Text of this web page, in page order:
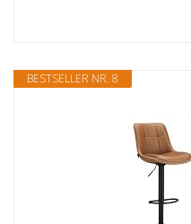
BESTSELLER NR. 8